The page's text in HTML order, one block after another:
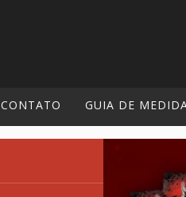
CONTATO GUIA DE